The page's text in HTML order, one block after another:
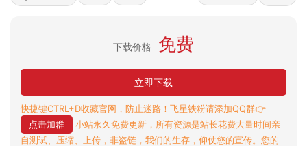
下载价格 免费
立即下载
快捷键CTRL+D收藏官网，防止迷路！飞星铁粉请添加QQ群👉
点击加群
小站永久免费更新，所有资源是站长花费大量时间亲
自测试、压缩、上传，非盗链，我们的生存，仰仗您的宣传。您的